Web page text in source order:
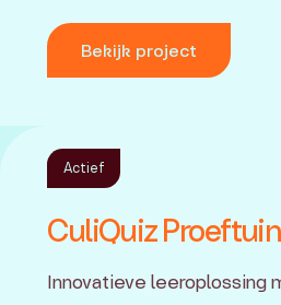
Bekijk project
Actief
CuliQuiz
Innovatieve leeroplossing